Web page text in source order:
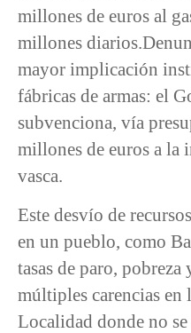
millones de euros al
millones
mayor implicación
fábricas de armas: el
subvenciona, vía
millones de euros a la
vasca.
Este desvío de
en un pueblo, como
tasas de paro, pobreza
múltiples carencias en
Localidad donde no